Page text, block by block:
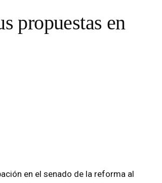
propuestas en
en el senado de la reforma al